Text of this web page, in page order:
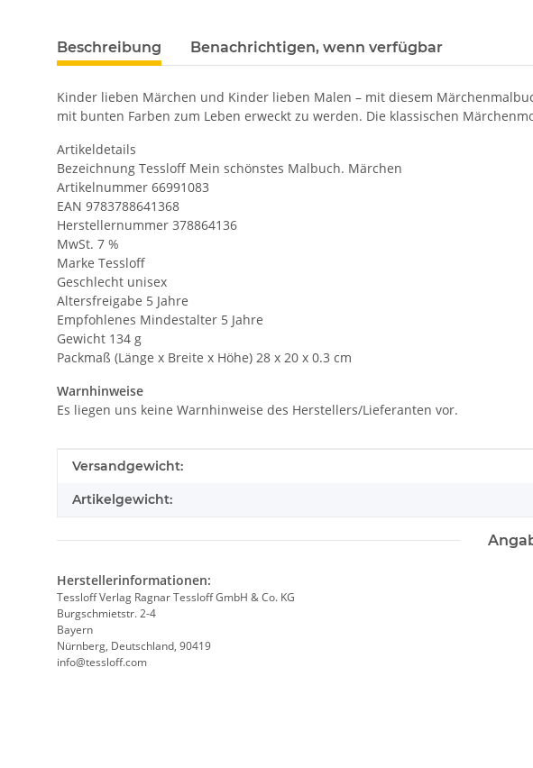
Beschreibung Benachrichtigen, wenn verfügbar
Kinder lieben Märchen und Kinder lieben Malen – mit diesem
mit bunten Farben zum Leben erweckt zu werden. Die klassischen
Artikeldetails
Bezeichnung Tessloff Mein schönstes Malbuch. Märchen
Artikelnummer 66991083
EAN 9783788641368
Herstellernummer 378864136
MwSt. 7 %
Marke Tessloff
Geschlecht unisex
Altersfreigabe 5 Jahre
Empfohlenes Mindestalter 5 Jahre
Gewicht 134 g
Packmaß (Länge x Breite x Höhe) 28 x 20 x 0.3 cm
Warnhinweise
Es liegen uns keine Warnhinweise des Herstellers/Lieferanten vor.
Produkteigenschaft
Wert
Versandgewicht:
Artikelgewicht:
Herstellerinformationen:
Tessloff Verlag Ragnar Tessloff GmbH & Co. KG
Burgschmietstr. 2-4
Bayern
Nürnberg, Deutschland, 90419
info@tessloff.com